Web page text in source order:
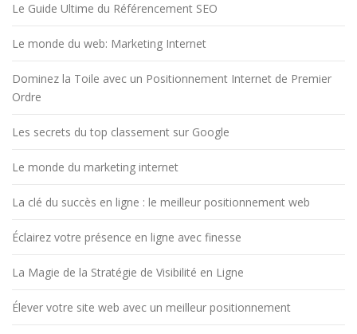
Le Guide Ultime du Référencement SEO
Le monde du web: Marketing Internet
Dominez la Toile avec un Positionnement Internet de Premier
Ordre
Les secrets du top classement sur Google
Le monde du marketing internet
La clé du succès en ligne : le meilleur positionnement web
Éclairez votre présence en ligne avec finesse
La Magie de la Stratégie de Visibilité en Ligne
Élever votre site web avec un meilleur positionnement